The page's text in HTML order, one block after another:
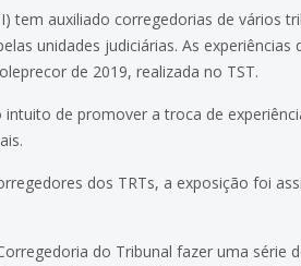
tem auxiliado corregedorias de vários
unidades judiciárias. As
de 2019, realizada no TST.
de promover a troca de
dos TRTs, a exposição foi
do Tribunal fazer uma série